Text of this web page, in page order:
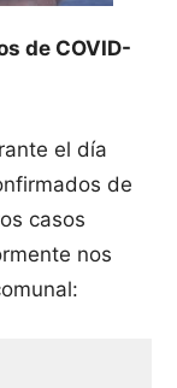
de COVID-
el día
de
casos
nos